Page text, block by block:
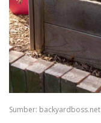
Sumber: backyardboss.net